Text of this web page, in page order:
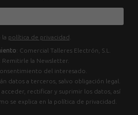
la política de privacidad
: Comercial Talleres Electrón, S.L.
: Remitirle la Newsletter.
del interesado.
datos a terceros, salvo obligación legal.
rectificar y suprimir los datos, así
se explica en la política de privacidad.